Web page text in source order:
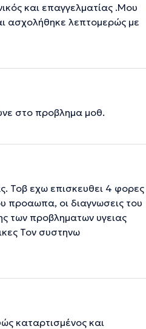
και επαγγελματίας .Μου
ασχολήθηκε λεπτομερώς με
στο προβλημα μοθ.
Τοβ εχω επισκευθει 4 φορες
προαωπα, οι διαγνωσεις του
των προβληματων υγειας
Τον συστηνω
καταρτισμένος και